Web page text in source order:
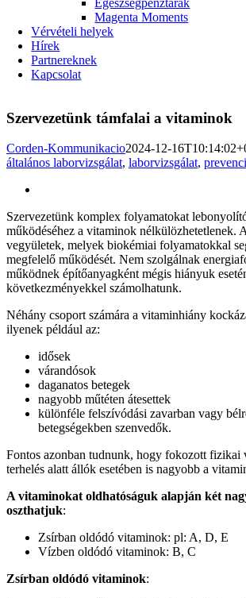
Egészségpénztárak
Magenta Moments
Vérvételi helyek
Hírek
Partnereknek
Kapcsolat
Szervezetünk támfalai a vitaminok
Corden-Kommunikacio2024-12-
általános laborvizsgálat, laborvizsgálat,
Image
Szervezetünk komplex folyamatokat
működéséhez a vitaminok nélkülözhetetlenek.
vegyületek, melyek biokémiai folyamatokkal
megfelelő működését. Nem szolgálnak
működnek építőanyagként mégis hiányuk
következményekkel számolhatunk.
Néhány csoport számára a vitaminhiány
ilyenek például az:
idősek
várandósok
daganatos betegek
nagyobb műtéten átesettek
különféle felszívódási zavarban vagy
betegségekben szenvedők.
Fontos azonban tudnunk, hogy fokozott fizikai
terhelés alatt állók esetében is nagyobb a
A vitaminokat oldhatóságuk alapján két
oszthatjuk:
Zsírban oldódó vitaminok: pl: A, D, E
Vízben oldódó vitaminok: B, C
Zsírban oldódó vitaminok: